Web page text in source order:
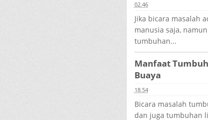
02.46
Jika bicara masalah
manusia saja,
tumbuhan...
Manfaat
Buaya
18.54
Bicara masalah
dan juga tumbuhan